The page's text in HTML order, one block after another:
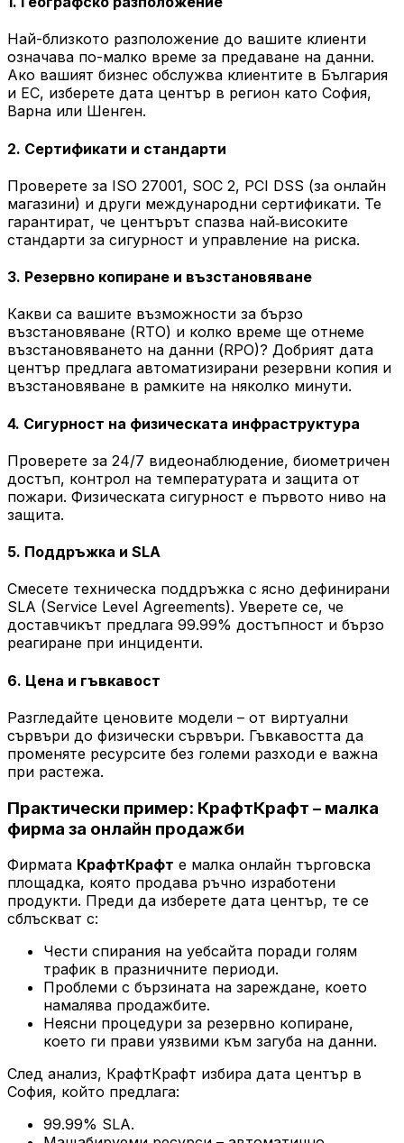
Най-близкото разположение до вашите клиенти
означава по-малко време за предаване на данни.
Ако вашият бизнес обслужва клиентите в България
и ЕС, изберете дата център в регион като София,
Варна или Шенген.
2. Сертификати и стандарти
Проверете за ISO 27001, SOC 2, PCI DSS (за онлайн
магазини) и други международни сертификати. Те
гарантират, че центърът спазва най‑високите
стандарти за сигурност и управление на риска.
3. Резервно копиране и възстановяване
Какви са вашите възможности за бързо
възстановяване (RTO) и колко време ще отнеме
възстановяването на данни (RPO)? Добрият дата
център предлага автоматизирани резервни копия и
възстановяване в рамките на няколко минути.
4. Сигурност на физическата инфраструктура
Проверете за 24/7 видеонаблюдение, биометричен
достъп, контрол на температурата и защита от
пожари. Физическата сигурност е първото ниво на
защита.
5. Поддръжка и SLA
Смесете техническа поддръжка с ясно дефинирани
SLA (Service Level Agreements). Уверете се, че
доставчикът предлага 99.99% достъпност и бързо
реагиране при инциденти.
6. Цена и гъвкавост
Разгледайте ценовите модели – от виртуални
сървъри до физически сървъри. Гъвкавостта да
променяте ресурсите без големи разходи е важна
при растежа.
Практически пример: КрафтКрафт – малка
фирма за онлайн продажби
Фирмата КрафтКрафт е малка онлайн търговска
площадка, която продава ръчно изработени
продукти. Преди да изберете дата център, те се
сблъскват с:
Чести спирания на уебсайта поради голям
трафик в празничните периоди.
Проблеми с бързината на зареждане, което
намалява продажбите.
Неясни процедури за резервно копиране,
което ги прави уязвими към загуба на данни.
След анализ, КрафтКрафт избира дата център в
София, който предлага:
99.99% SLA.